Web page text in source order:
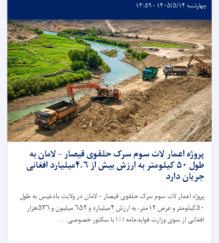
چهارشنبه ۱۴۰۵/۵/۱۴ - ۱۳:۵۹
پروژه اعمار لات سوم سرک حلقوی قیصار – لامان به
طول ۵۰ کیلومتر به ارزش بیش از ۴.۶میلیارد افغانی
جریان دارد
پروژه اعمار لات سوم سرک حلقوی قیصار – لامان در ولایت بادغیس به طول
۵۰کیلومتر و عرض ۱۲متر، به ارزش ۴میلیارد و ۶۵۲ میلیون و ۵۳۶هزار
افغانی از سوی وزارت فوایدعامه ا.ا.ا با سکتور خصوصی. . .